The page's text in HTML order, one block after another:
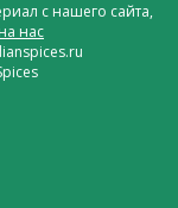
с нашего сайта,
нас